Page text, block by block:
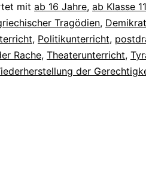
mit ab 16 Jahre, ab Klasse 11
Tragödien,
, Politikunterricht,
Rache, Theaterunterricht,
der